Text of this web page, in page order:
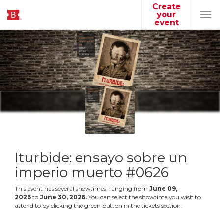
Create
your
event
Iturbide: ensayo sobre un
imperio muerto #0626
This event has several showtimes, ranging from June 09,
2026 to June 30, 2026. You can select the showtime you wish to
attend to by clicking the green button in the tickets section.